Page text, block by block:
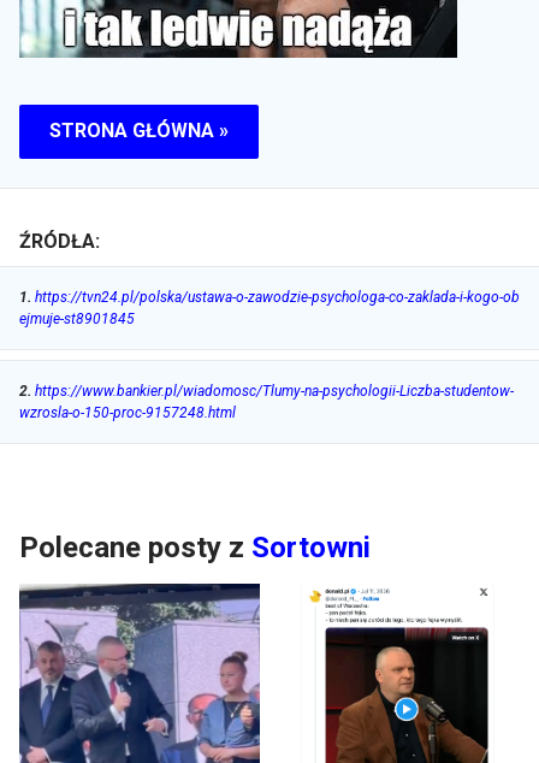
STRONA GŁÓWNA »
ŹRÓDŁA:
1. https://tvn24.pl/polska/ustawa-o-zawodzie-psychologa-co-zaklada-i-kogo-ob
ejmuje-st8901845
2. https://www.bankier.pl/wiadomosc/Tlumy-na-psychologii-Liczba-studentow-
wzrosla-o-150-proc-9157248.html
Polecane posty z Sortowni